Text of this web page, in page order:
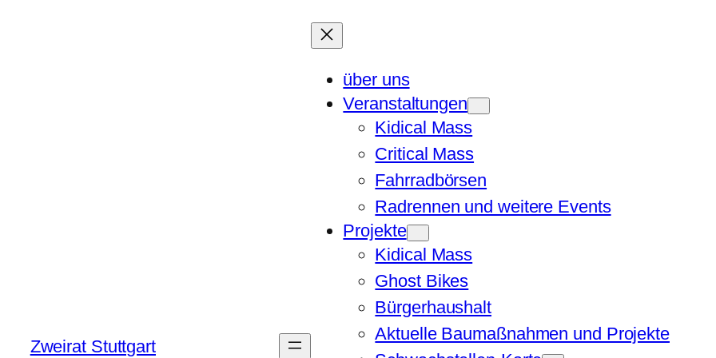
Zweirat Stuttgart
über uns
Veranstaltungen
Kidical Mass
Critical Mass
Fahrradbörsen
Radrennen und weitere Events
Projekte
Kidical Mass
Ghost Bikes
Bürgerhaushalt
Aktuelle Baumaßnahmen und Projekte